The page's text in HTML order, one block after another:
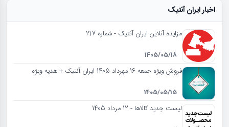
اخبار ایران آنتیک
مزایده آنلاین ایران آنتیک - شماره 197
1405/05/18
فروش ویژه جمعه 16 مهرداد 1405 ایران آنتیک + هدیه ویژه
1405/05/15
لیست جدید کالاها - 12 مرداد 1405